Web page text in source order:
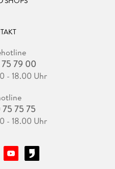
79 00
- 18.00 Uhr
75 75
- 18.00 Uhr